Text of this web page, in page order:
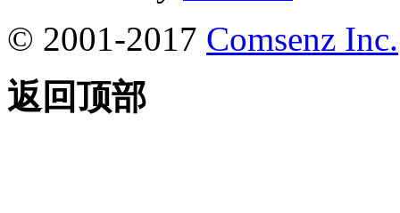
© 2001-2017 Comsenz Inc.
返回顶部